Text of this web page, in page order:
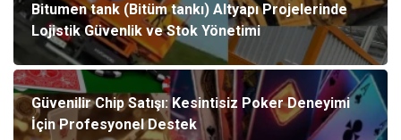
Bitumen tank (Bitüm tankı) Altyapı Projelerinde
Lojistik Güvenlik ve Stok Yönetimi
Güvenilir Chip Satışı: Kesintisiz Poker Deneyimi
İçin Profesyonel Destek